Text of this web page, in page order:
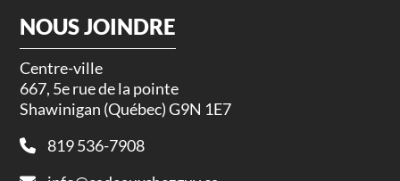
NOUS JOINDRE
Centre-ville
667, 5e rue de la pointe
Shawinigan (Québec) G9N 1E7
819 536-7908